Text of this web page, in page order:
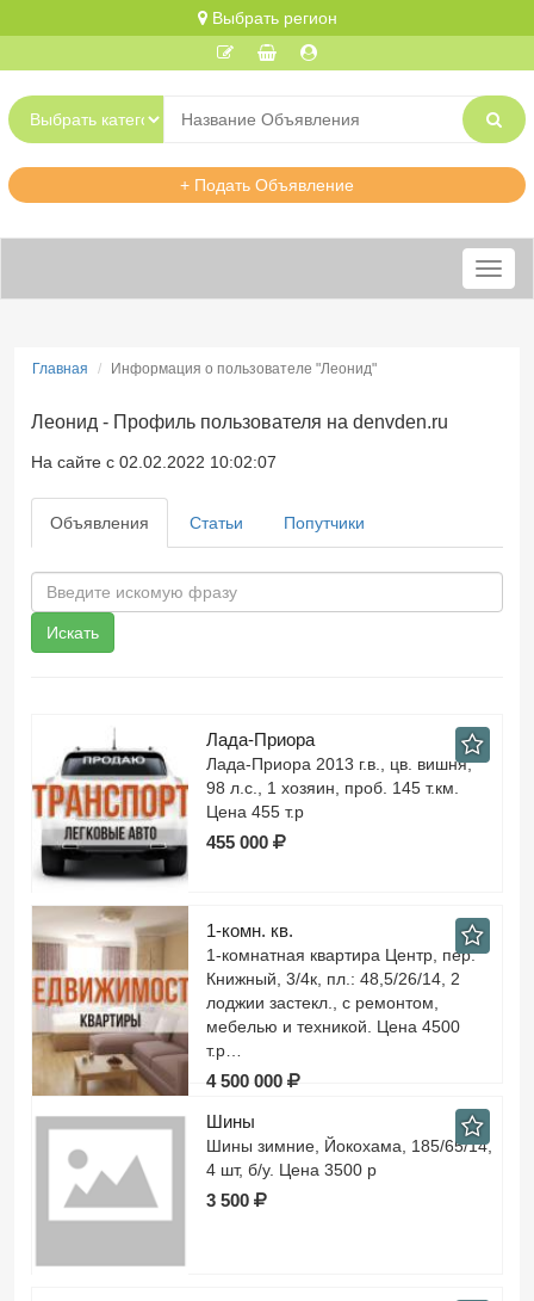
Выбрать регион
+ Подать Объявление
Меню
Главная Информация о пользователе "Леонид"
Леонид - Профиль пользователя на denvden.ru
На сайте с 02.02.2022 10:02:07
Объявления Статьи Попутчики
Искать
Лада-Приора
Лада-Приора 2013 г.в., цв. вишня,
98 л.с., 1 хозяин, проб. 145 т.км.
Цена 455 т.р
455 000
1-комн. кв.
1-комнатная квартира Центр, пер.
Книжный, 3/4к, пл.: 48,5/26/14, 2
лоджии застекл., с ремонтом,
мебелью и техникой. Цена 4500
т.р…
4 500 000
Шины
Шины зимние, Йокохама, 185/65/14,
4 шт, б/у. Цена 3500 р
3 500